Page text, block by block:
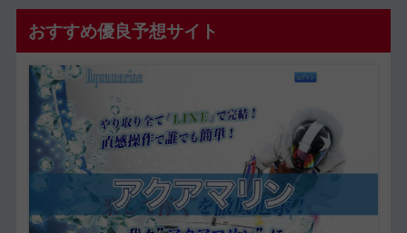
おすすめ優良予想サイト